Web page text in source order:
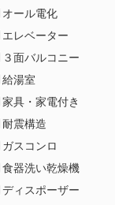
オール電化
エレベーター
３面バルコニー
給湯室
家具・家電付き
耐震構造
ガスコンロ
食器洗い乾燥機
ディスポーザー